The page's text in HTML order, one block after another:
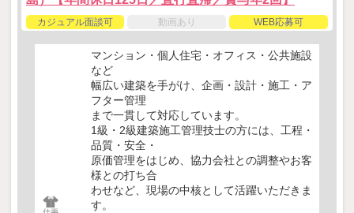
カジュアル面談可 動画あり WEB応募可
マンション・個人住宅・オフィス・公共施設
など
幅広い建築を手がけ、企画・設計・施工・ア
フター管理
まで一貫して対応しています。
1級・2級建築施工管理技士の方には、工程・
品質・安全・
原価管理をはじめ、協力会社との調整やお客
様との打ち合
わせなど、現場の中核として活躍いただきま
す。